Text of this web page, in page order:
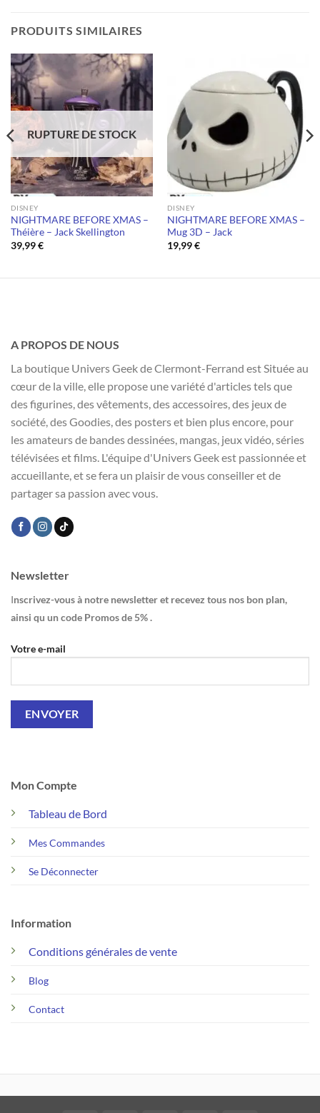
PRODUITS SIMILAIRES
RUPTURE DE STOCK
DISNEY
NIGHTMARE BEFORE XMAS –
Théière – Jack Skellington
39,99€
DISNEY
NIGHTMARE BEFORE XMAS –
Mug 3D – Jack
19,99€
A PROPOS DE NOUS
La boutique Univers Geek de Clermont-Ferrand est Située au
cœur de la ville, elle propose une variété d'articles tels que
des figurines, des vêtements, des accessoires, des jeux de
société, des Goodies, des posters et bien plus encore, pour
les amateurs de bandes dessinées, mangas, jeux vidéo, séries
télévisées et films. L'équipe d'Univers Geek est passionnée et
accueillante, et se fera un plaisir de vous conseiller et de
partager sa passion avec vous.
Mon Compte
Tableau de Bord
Mes Commandes
Se Déconnecter
Information
Conditions générales de vente
Blog
Contact
Newsletter
Inscrivez-vous à notre newsletter et recevez tous nos bon plan,
ainsi qu un code Promos de 5% .
Votre e-mail